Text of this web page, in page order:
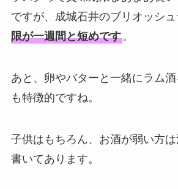
ですが、成城石井のブリオッシ
限が一週間と短めです。
あと、卵やバターと一緒にラム
も特徴的ですね。
子供はもちろん、お酒が弱い方
書いてあります。